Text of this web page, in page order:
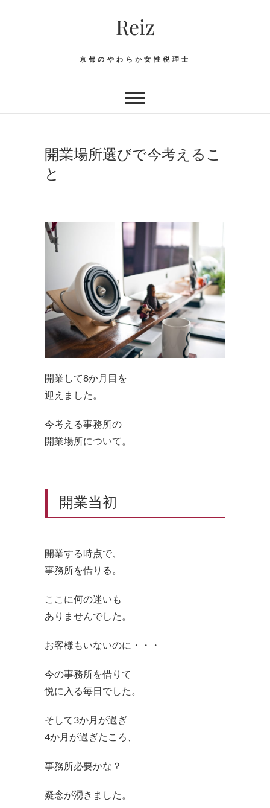
Reiz
京都のやわらか女性税理士
開業場所選びで今考えるこ
と
開業して8か月目を
迎えました。
今考える事務所の
開業場所について。
開業当初
開業する時点で、
事務所を借りる。
ここに何の迷いも
ありませんでした。
お客様もいないのに・・・
今の事務所を借りて
悦に入る毎日でした。
そして3か月が過ぎ
4か月が過ぎたころ、
事務所必要かな？
疑念が湧きました。